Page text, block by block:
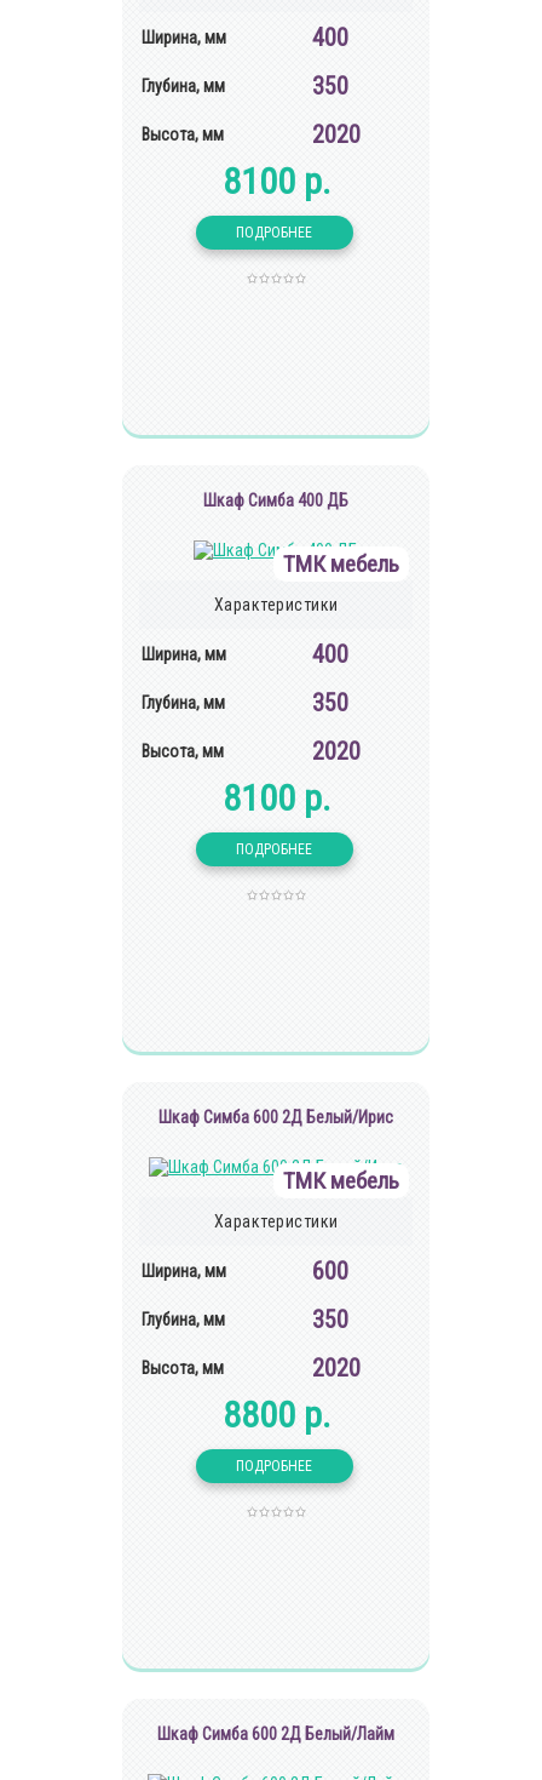
Ширина, мм 400
Глубина, мм 350
Высота, мм 2020
8100 р.
Шкаф Симба 400 ДБ
ТМК мебель
Характеристики
Ширина, мм 400
Глубина, мм 350
Высота, мм 2020
8100 р.
Шкаф Симба 600 2Д Белый/Ирис
ТМК мебель
Характеристики
Ширина, мм 600
Глубина, мм 350
Высота, мм 2020
8800 р.
Шкаф Симба 600 2Д Белый/Лайм